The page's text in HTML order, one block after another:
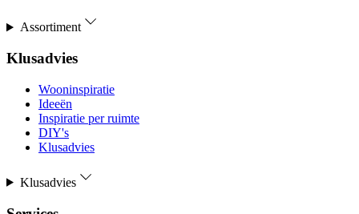
Assortiment
Klusadvies
Wooninspiratie
Ideeën
Inspiratie per ruimte
DIY's
Klusadvies
Klusadvies